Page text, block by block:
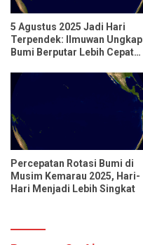
5 Agustus 2025 Jadi Hari
Terpendek: Ilmuwan Ungkap
Bumi Berputar Lebih Cepat
Percepatan Rotasi Bumi di
Musim Kemarau 2025, Hari-
Hari Menjadi Lebih Singkat